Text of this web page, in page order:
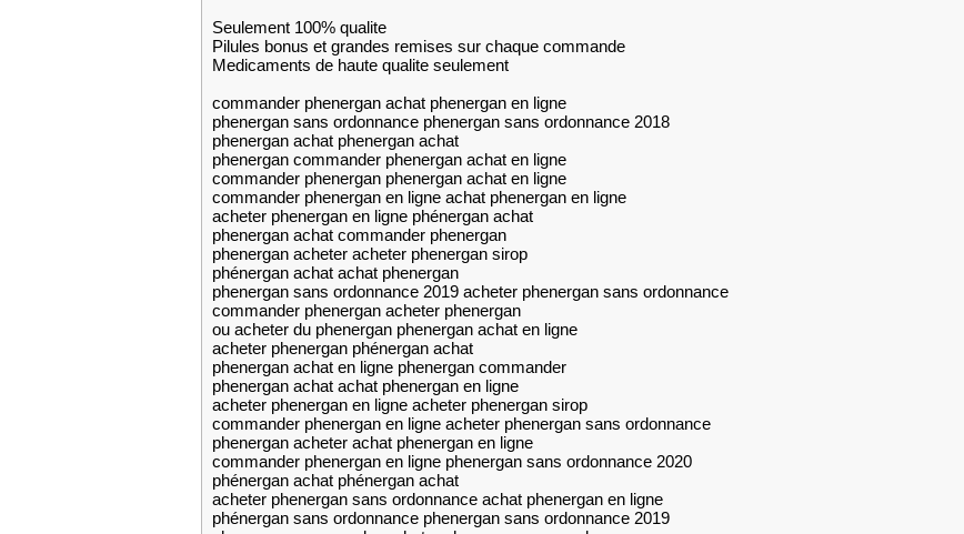
Seulement 100% qualite
Pilules bonus et grandes remises sur chaque commande
Medicaments de haute qualite seulement
commander phenergan achat phenergan en ligne
phenergan sans ordonnance phenergan sans ordonnance 2018
phenergan achat phenergan achat
phenergan commander phenergan achat en ligne
commander phenergan phenergan achat en ligne
commander phenergan en ligne achat phenergan en ligne
acheter phenergan en ligne phénergan achat
phenergan achat commander phenergan
phenergan acheter acheter phenergan sirop
phénergan achat achat phenergan
phenergan sans ordonnance 2019 acheter phenergan sans ordonnance
commander phenergan acheter phenergan
ou acheter du phenergan phenergan achat en ligne
acheter phenergan phénergan achat
phenergan achat en ligne phenergan commander
phenergan achat achat phenergan en ligne
acheter phenergan en ligne acheter phenergan sirop
commander phenergan en ligne acheter phenergan sans ordonnance
phenergan acheter achat phenergan en ligne
commander phenergan en ligne phenergan sans ordonnance 2020
phénergan achat phénergan achat
acheter phenergan sans ordonnance achat phenergan en ligne
phénergan sans ordonnance phenergan sans ordonnance 2019